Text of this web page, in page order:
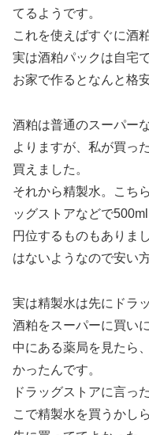
てるようです。
これを使えばすぐに酒
実は酒粕パックは自宅
お家で作るとなんと格安
酒粕は普通のスーパー
よりますが、私が買っ
買えました。
それから精製水。こち
ッグストアなどで
円位するものもありま
はないようなので安い
実は精製水は先にドラ
酒粕をスーパーに買い
中にある薬局を見たら
かったんです。
ドラッグストアに言っ
こで精製水を買うかし